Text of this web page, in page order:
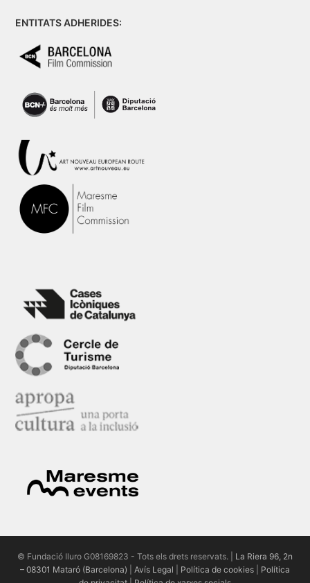
ENTITATS ADHERIDES:
© Fundació Iluro G08169823 - Tots els drets reservats. | La Riera 96, 2n
– 08301 Mataró (Barcelona)
Avís Legal Política de cookies
Política